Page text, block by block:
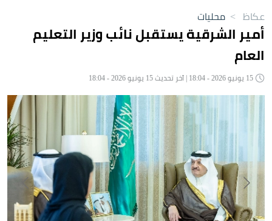
عكاظ > محليات
أمير الشرقية يستقبل نائب وزير التعليم
العام